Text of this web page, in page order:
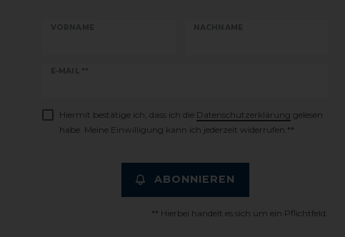
VORNAME NACHNAME
E-MAIL **
Newsletter
Hiermit bestätige ich, dass ich die Daten­schutz­erklärung gelesen
habe. Meine Einwilligung kann ich jederzeit widerrufen.**
ABONNIEREN
** Hierbei handelt es sich um ein Pflichtfeld.